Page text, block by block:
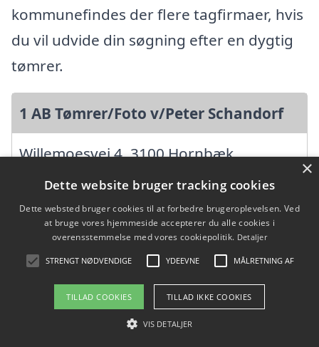
kommunefindes der flere tagfirmaer, hvis
du vil udvide din søgning efter en dygtig
tømrer.
1 AB Tømrer/Foto v/Peter Schandorf
Willemoesvej 4, 3100 Hornbæk
Ansatte: 0
Startdato: 11. april 1983,
Virksomhedsform:
Enkeltmandsvirksomhed
CVR: 90346350
×
Dette website bruger tracking cookies
Dette websted bruger cookies til at forbedre brugeroplevelsen. Ved
at bruge vores hjemmeside accepterer du alle cookies i
overensstemmelse med vores cookiepolitik. Detaljer
STRENGT NØDVENDIGE YDEEVNE MÅLRETNING AF
TILLAD COOKIES TILLAD IKKE COOKIES
VIS DETALJER